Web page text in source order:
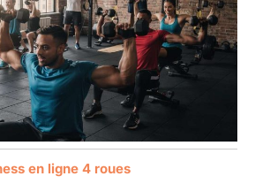
en ligne 4 roues